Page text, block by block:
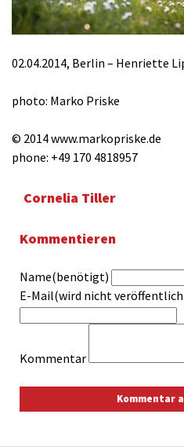
02.04.2014, Berlin – Henriette
photo: Marko Priske
© 2014 www.markopriske.de
phone: +49 170 4818957
Cornelia Tiller
Kommentieren
Name(benötigt)
E-Mail(wird nicht
Kommentar